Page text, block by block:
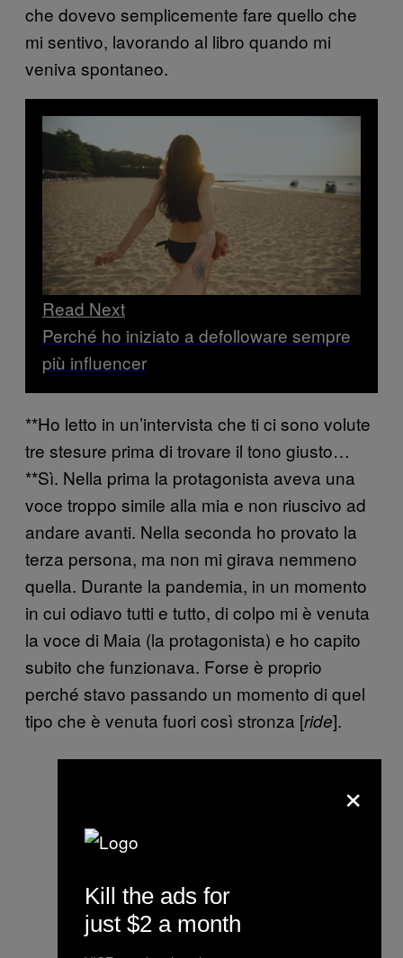
che dovevo semplicemente fare quello che
mi sentivo, lavorando al libro quando mi
veniva spontaneo.
Read Next
Perché ho iniziato a defolloware sempre
più influencer
**Ho letto in un’intervista che ti ci sono volute
tre stesure prima di trovare il tono giusto…
**Sì. Nella prima la protagonista aveva una
voce troppo simile alla mia e non riuscivo ad
andare avanti. Nella seconda ho provato la
terza persona, ma non mi girava nemmeno
quella. Durante la pandemia, in un momento
in cui odiavo tutti e tutto, di colpo mi è venuta
la voce di Maia (la protagonista) e ho capito
subito che funzionava. Forse è proprio
perché stavo passando un momento di quel
tipo che è venuta fuori così stronza [ride].
×
Kill the ads for
just $2 a month